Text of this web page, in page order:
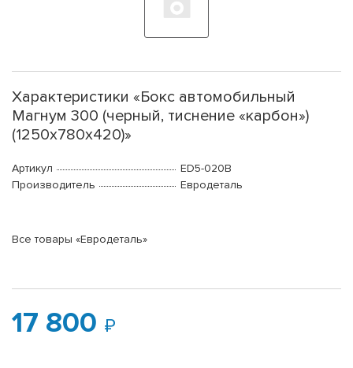
Характеристики «Бокс автомобильный
Магнум 300 (черный, тиснение «карбон»)
(1250х780х420)»
Артикул
ED5-020B
Производитель
Евродеталь
Все товары «Евродеталь»
17 800